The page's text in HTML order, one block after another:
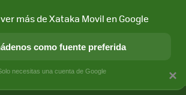
MÓVIL Y SOCIEDAD APLICACIONES
×
más de Xataka Movil en Google
como fuente preferida
necesitas una cuenta de Google